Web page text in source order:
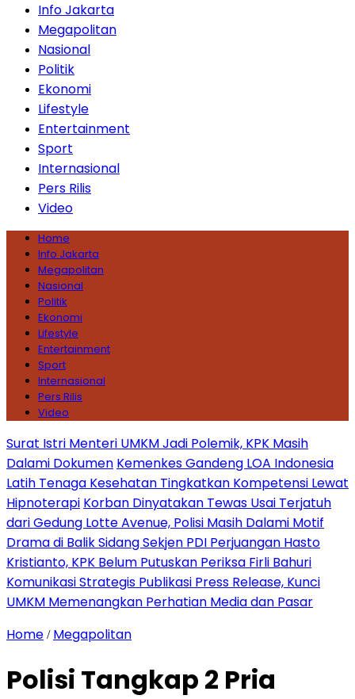
Info Jakarta
Megapolitan
Nasional
Politik
Ekonomi
Lifestyle
Entertainment
Sport
Internasional
Pers Rilis
Video
Home
Info Jakarta
Megapolitan
Nasional
Politik
Ekonomi
Lifestyle
Entertainment
Sport
Internasional
Pers Rilis
Video
Surat Istri Menteri UMKM Jadi Polemik, KPK Masih
Dalami Dokumen Kemenkes Gandeng LOA Indonesia
Latih Tenaga Kesehatan Tingkatkan Kompetensi Lewat
Hipnoterapi Korban Dinyatakan Tewas Usai Terjatuh
dari Gedung Lotte Avenue, Polisi Masih Dalami Motif
Drama di Balik Sidang Sekjen PDI Perjuangan Hasto
Kristianto, KPK Belum Putuskan Periksa Firli Bahuri
Komunikasi Strategis Publikasi Press Release, Kunci
UMKM Memenangkan Perhatian Media dan Pasar
Home / Megapolitan
Polisi Tangkap 2 Pria